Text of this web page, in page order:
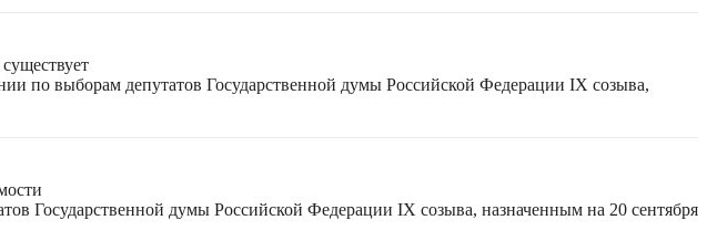
по выборам депутатов Государственной думы Российской Федерации IX созыва,
Государственной думы Российской Федерации IX созыва, назначенным на 20 сентября